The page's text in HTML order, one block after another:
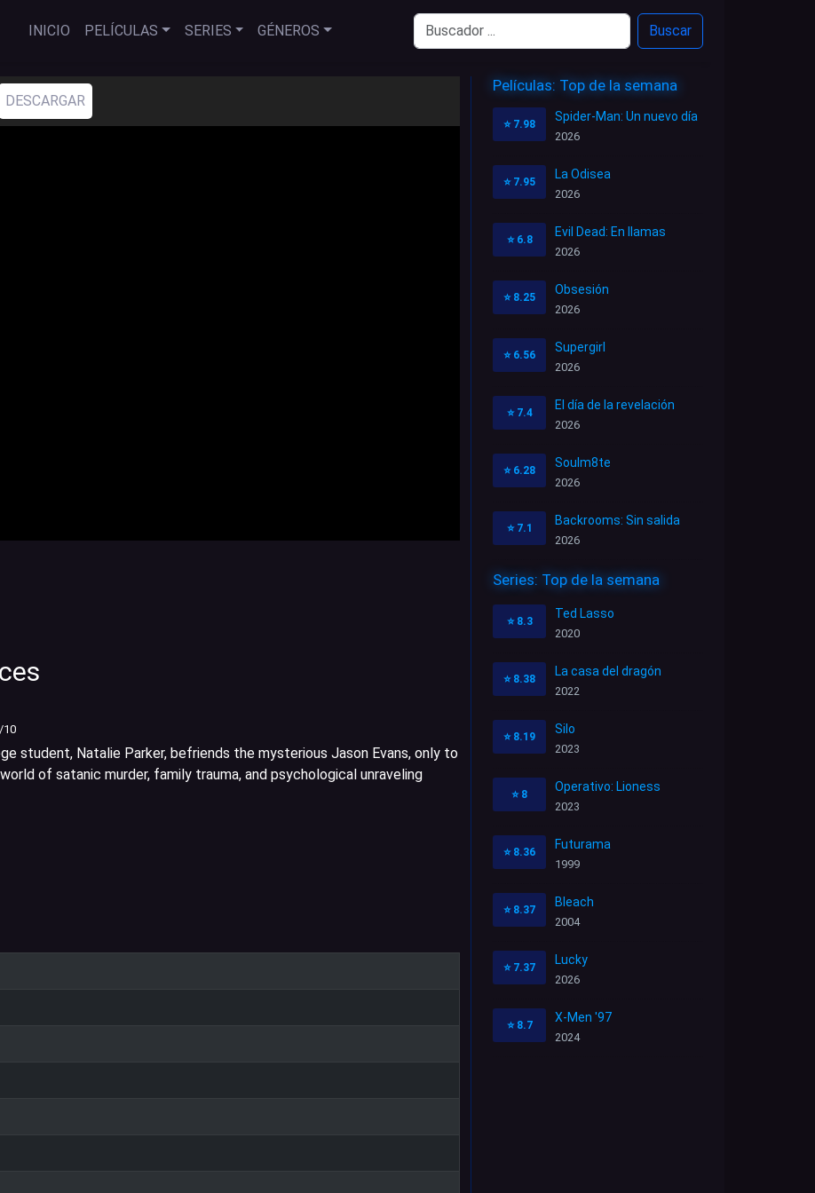
INICIO PELÍCULAS SERIES GÉNEROS Buscar
DESCARGAR
/10
student, Natalie Parker, befriends the mysterious Jason Evans, only to
of satanic murder, family trauma, and psychological unraveling
Películas: Top de la semana
⭐ 7.98
Spider-Man: Un nuevo día
2026
⭐ 7.95
La Odisea
2026
⭐ 6.8
Evil Dead: En llamas
2026
⭐ 8.25
Obsesión
2026
⭐ 6.56
Supergirl
2026
⭐ 7.4
El día de la revelación
2026
⭐ 6.28
Soulm8te
2026
⭐ 7.1
Backrooms: Sin salida
2026
Series: Top de la semana
⭐ 8.3
Ted Lasso
2020
⭐ 8.38
La casa del dragón
2022
⭐ 8.19
Silo
2023
⭐ 8
Operativo: Lioness
2023
⭐ 8.36
Futurama
1999
⭐ 8.37
Bleach
2004
⭐ 7.37
Lucky
2026
⭐ 8.7
X-Men '97
2024